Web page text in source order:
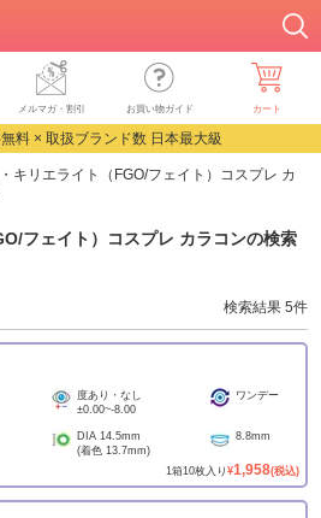
メルマガ・割引 お買い物ガイド カート
料 × 取扱ブランド数 日本最大級
キリエライト（FGO/フェイト）コスプレ カ
フェイト）コスプレ カラコンの検索
検索結果 5件
度あり・なし
±0.00~-8.00
ワンデー
DIA 14.5mm
(着色 13.7mm)
8.8mm
1箱10枚入り ¥1,958(税込)